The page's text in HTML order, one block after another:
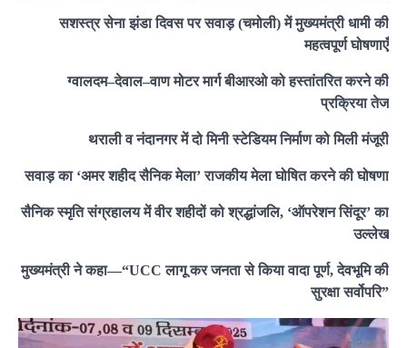
सशस्त्र सेना झंडा दिवस पर सवाड़ (चमोली) में मुख्यमंत्री धामी की
महत्वपूर्ण घोषणाएँ
ग्वालदम–देवाल–वाण मोटर मार्ग बीआरओ को हस्तांतरित करने की
प्रक्रिया तेज
थराली व नंदानगर में दो मिनी स्टेडियम निर्माण को मिली मंजूरी
सवाड़ का ‘अमर शहीद सैनिक मेला’ राजकीय मेला घोषित करने की घोषणा
सैनिक स्मृति संग्रहालय में वीर शहीदों को श्रद्धांजलि, ‘ऑपरेशन सिंदूर’ का
उल्लेख
मुख्यमंत्री ने कहा—“UCC लागू कर जनता से किया वादा पूर्ण, देवभूमि की
सुरक्षा सर्वोपरि”